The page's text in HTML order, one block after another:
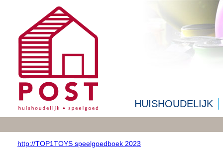
HUISHOUDELIJK
http://TOP1TOYS speelgoedboek 2023